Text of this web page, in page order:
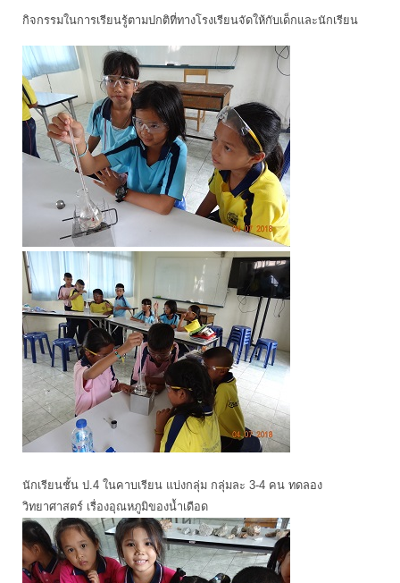
กิจกรรมในการเรียนรู้ตามปกติที่ทางโรงเรียนจัดให้กับเด็กและนักเรียน
นักเรียนชั้น ป.4 ในคาบเรียน แบ่งกลุ่ม กลุ่มละ 3-4 คน ทดลอง
วิทยาศาสตร์ เรื่องอุณหภูมิของน้ำเดือด